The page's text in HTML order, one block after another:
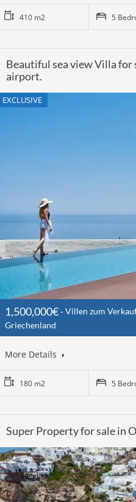
410 m2 5
Beautiful sea view Villa for
airport.
EXCLUSIVE
1,500,000€
Villen zum
Griechenland
More Details
180 m2 5
Super Property for sale in